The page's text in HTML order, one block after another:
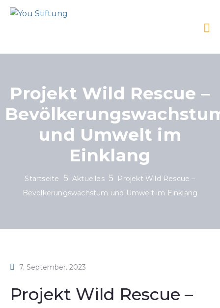
Projekt Wild Rescue –
und Umwelt im
Einklang
Startseite Aktuelles
Projekt Wild Rescue –
Bevölkerungswachstum und Umwelt im Einklang
7. September. 2023
Projekt Wild Rescue –